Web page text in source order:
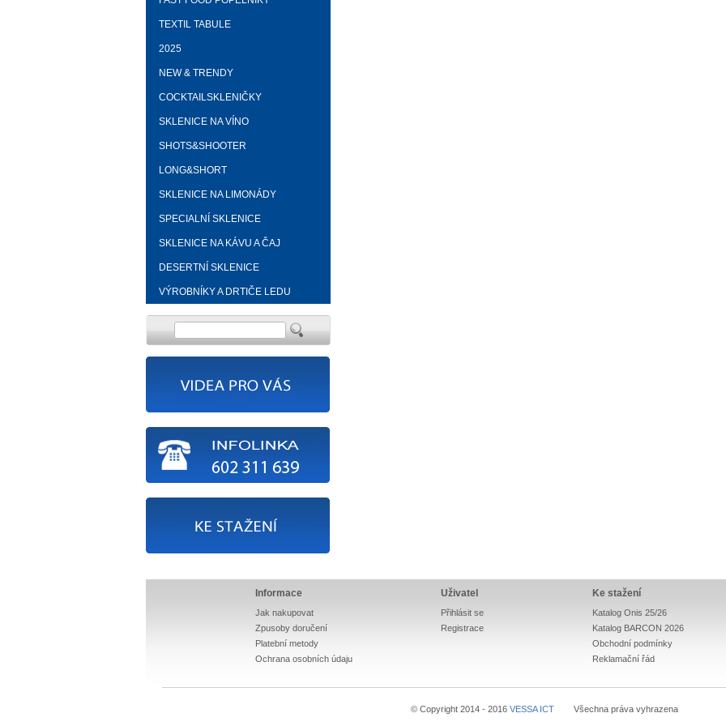
TEXTIL TABULE
2025
NEW & TRENDY
COCKTAILSKLENIČKY
SKLENICE NA VÍNO
SHOTS&SHOOTER
LONG&SHORT
SKLENICE NA LIMONÁDY
SPECIALNÍ SKLENICE
SKLENICE NA KÁVU A ČAJ
DESERTNÍ SKLENICE
VÝROBNÍKY A DRTIČE LEDU
Informace
Jak nakupovat
Zpusoby doručení
Platební metody
Ochrana osobních údaju
Uživatel
Přihlásit se
Registrace
Ke stažení
Katalog Onis 25/26
Katalog BARCON 2026
Obchodní podmínky
Reklamační řád
© Copyright 2014 - 2016 VESSA ICT Všechna práva vyhrazena